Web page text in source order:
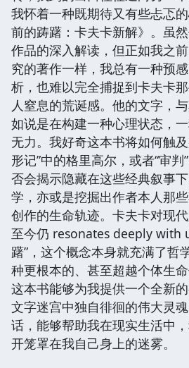
我怀着一种既期待又有些忐忑
前的踌躇：卡夫卡新解》。虽
作品的深入解读，但正如我之
究的著作一样，我总有一种预
析，也难以完全捕捉到卡夫卡
人窒息的荒诞感。他的文字，
如说是在构建一种心理状态，
无力。我好奇这本书将如何触
形记”中的格里高尔，或者“审
否会揭示隐藏在这些经典叙事
学，亦或是挖掘出作者本人那
创作的生命轨迹。卡夫卡对现
至今仍 resonates deeply with
躇”，这个概念本身就充满了哲
种更根本的、甚至超越个体生
这本书能够为我提供一个全新
文字迷宫中独自徘徊的伟大灵
话，能够帮助我在现实生活中
开笼罩在我自己身上的迷雾。